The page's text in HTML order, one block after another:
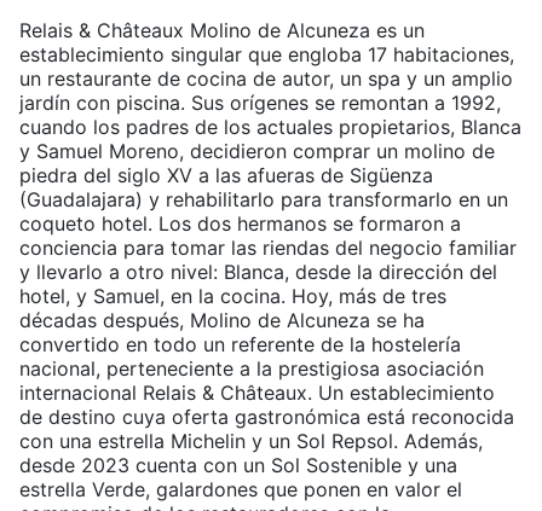
Relais & Châteaux Molino de Alcuneza es un
establecimiento singular que engloba 17 habitaciones,
un restaurante de cocina de autor, un spa y un amplio
jardín con piscina. Sus orígenes se remontan a 1992,
cuando los padres de los actuales propietarios, Blanca
y Samuel Moreno, decidieron comprar un molino de
piedra del siglo XV a las afueras de Sigüenza
(Guadalajara) y rehabilitarlo para transformarlo en un
coqueto hotel. Los dos hermanos se formaron a
conciencia para tomar las riendas del negocio familiar
y llevarlo a otro nivel: Blanca, desde la dirección del
hotel, y Samuel, en la cocina. Hoy, más de tres
décadas después, Molino de Alcuneza se ha
convertido en todo un referente de la hostelería
nacional, perteneciente a la prestigiosa asociación
internacional Relais & Châteaux. Un establecimiento
de destino cuya oferta gastronómica está reconocida
con una estrella Michelin y un Sol Repsol. Además,
desde 2023 cuenta con un Sol Sostenible y una
estrella Verde, galardones que ponen en valor el